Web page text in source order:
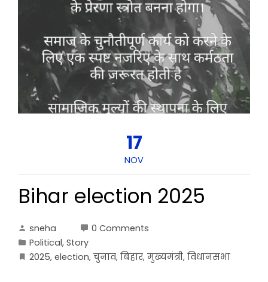
17
NOV
Bihar election 2025
sneha
0 Comments
Political, Story
2025, election, चुनाव, बिहार, मुख्यमंत्री, विधानसभा